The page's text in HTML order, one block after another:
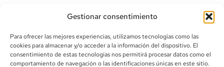
Gestionar consentimiento
Para ofrecer las mejores experiencias, utilizamos tecnologías como las
cookies para almacenar y/o acceder a la información del dispositivo. El
consentimiento de estas tecnologías nos permitirá procesar datos como el
comportamiento de navegación o las identificaciones únicas en este sitio.